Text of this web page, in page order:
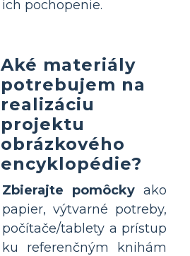
ich pochopenie.
Aké materiály
potrebujem na
realizáciu
projektu
obrázkového
encyklopédie?
Zbierajte pomôcky ako
papier, výtvarné potreby,
počítače/tablety a prístup
ku referenčným knihám